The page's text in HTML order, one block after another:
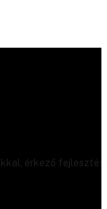
érkező